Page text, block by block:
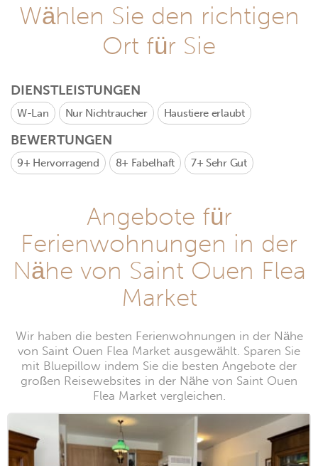
Wählen Sie den richtigen
Ort für Sie
DIENSTLEISTUNGEN
W-Lan Nur Nichtraucher Haustiere erlaubt
BEWERTUNGEN
9+ Hervorragend 8+ Fabelhaft 7+ Sehr Gut
Angebote für
Ferienwohnungen in der
Nähe von Saint Ouen Flea
Market
Wir haben die besten Ferienwohnungen in der Nähe
von Saint Ouen Flea Market ausgewählt. Sparen Sie
mit Bluepillow indem Sie die besten Angebote der
großen Reisewebsites in der Nähe von Saint Ouen
Flea Market vergleichen.